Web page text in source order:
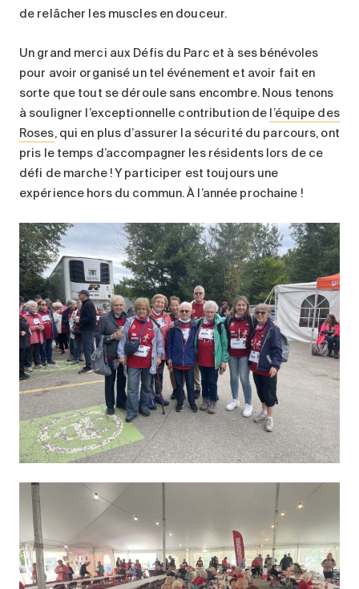
de relâcher les muscles en douceur.
Un grand merci aux Défis du Parc et à ses bénévoles
pour avoir organisé un tel événement et avoir fait en
sorte que tout se déroule sans encombre. Nous tenons
à souligner l’exceptionnelle contribution de l’équipe des
Roses, qui en plus d’assurer la sécurité du parcours, ont
pris le temps d’accompagner les résidents lors de ce
défi de marche ! Y participer est toujours une
expérience hors du commun. À l’année prochaine !